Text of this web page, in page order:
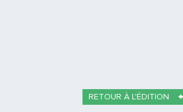
RETOUR À L'ÉDITION